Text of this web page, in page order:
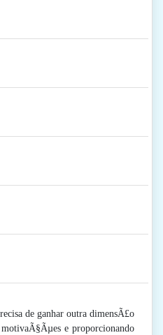
de ganhar outra dimensÃ£o
e proporcionando